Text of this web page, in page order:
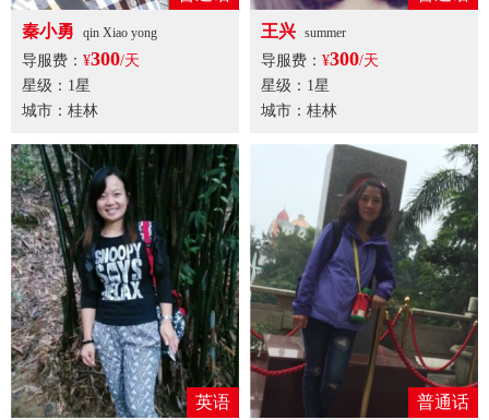
秦小勇
qin Xiao yong
导服费： ¥300/天
星级：1星
城市：桂林
王兴 summer
导服费： ¥300/天
星级：1星
城市：桂林
英语
普通话